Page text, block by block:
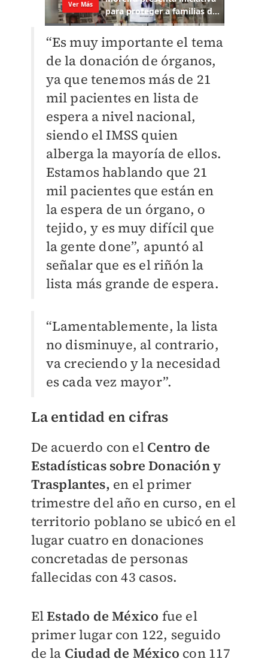
“Es muy importante el tema
de la donación de órganos,
ya que tenemos más de 21
mil pacientes en lista de
espera a nivel nacional,
siendo el IMSS quien
alberga la mayoría de ellos.
Estamos hablando que 21
mil pacientes que están en
la espera de un órgano, o
tejido, y es muy difícil que
la gente done”, apuntó al
señalar que es el riñón la
lista más grande de espera.
“Lamentablemente, la lista
no disminuye, al contrario,
va creciendo y la necesidad
es cada vez mayor”.
La entidad en cifras
De acuerdo con el Centro de
Estadísticas sobre Donación y
Trasplantes, en el primer
trimestre del año en curso, en el
territorio poblano se ubicó en el
lugar cuatro en donaciones
concretadas de personas
fallecidas con 43 casos.
ElEstado de México fue el
primer lugar con 122, seguido
de la Ciudad de México con 117